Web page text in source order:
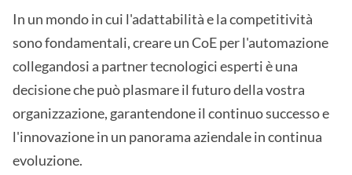
In un mondo in cui l'adattabilità e la competitività
sono fondamentali, creare un CoE per l'automazione
collegandosi a partner tecnologici esperti è una
decisione che può plasmare il futuro della vostra
organizzazione, garantendone il continuo successo e
l'innovazione in un panorama aziendale in continua
evoluzione.